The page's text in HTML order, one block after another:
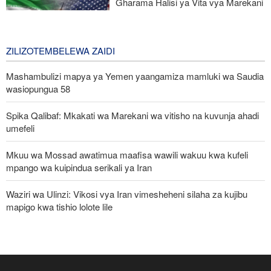
ZILIZOTEMBELEWA ZAIDI
Mashambulizi mapya ya Yemen yaangamiza mamluki wa Saudia
wasiopungua 58
Spika Qalibaf: Mkakati wa Marekani wa vitisho na kuvunja ahadi
umefeli
Mkuu wa Mossad awatimua maafisa wawili wakuu kwa kufeli
mpango wa kuipindua serikali ya Iran
Waziri wa Ulinzi: Vikosi vya Iran vimesheheni silaha za kujibu
mapigo kwa tishio lolote lile